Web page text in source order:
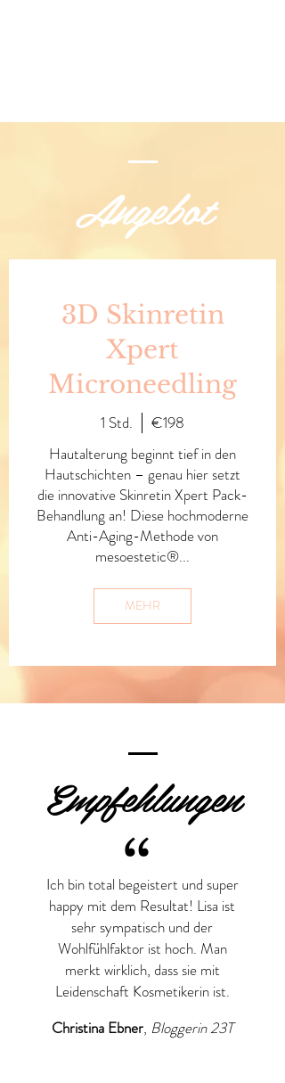
Angebot
3D Skinretin
Xpert
Microneedling
1 Std.
€198
Hautalterung beginnt tief in den
Hautschichten – genau hier setzt
die innovative Skinretin Xpert Pack-
Behandlung an! Diese hochmoderne
Anti-Aging-Methode von
mesoestetic®...
MEHR
Empfehlungen
Ich bin total begeistert und super
happy mit dem Resultat! Lisa ist
sehr sympatisch und der
Wohlfühlfaktor ist hoch. Man
merkt wirklich, dass sie mit
Leidenschaft Kosmetikerin ist.
“
Christina Ebner, Bloggerin 23T